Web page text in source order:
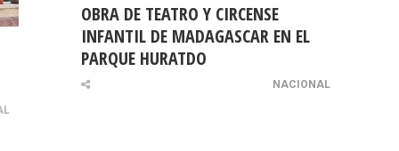
OBRA DE TEATRO Y CIRCENSE
INFANTIL DE MADAGASCAR EN EL
PARQUE HURATDO
NACIONAL